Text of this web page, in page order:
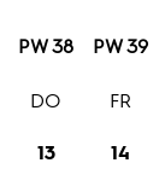
PW 38 PW 39
13
DO
14
FR